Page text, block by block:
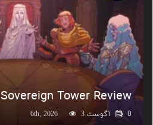
Sovereign Tower Review
آگوست 6th, 2026 3 0